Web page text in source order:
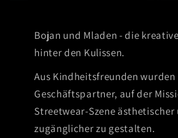
Bojan und Mladen - die
hinter den Kulissen.
Aus Kindheitsfreunden wurden
Geschäftspartner, auf der
Streetwear-Szene ästhetischer
zugänglicher zu gestalten.